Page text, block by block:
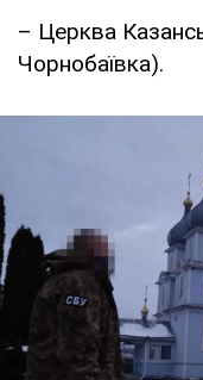
– Церква
Чорнобаївка).